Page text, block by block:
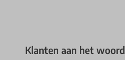
Klanten aan het woord